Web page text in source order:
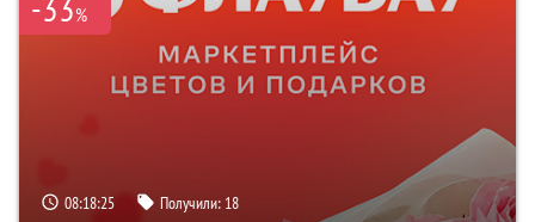
%
08:18:24 Получили: 18